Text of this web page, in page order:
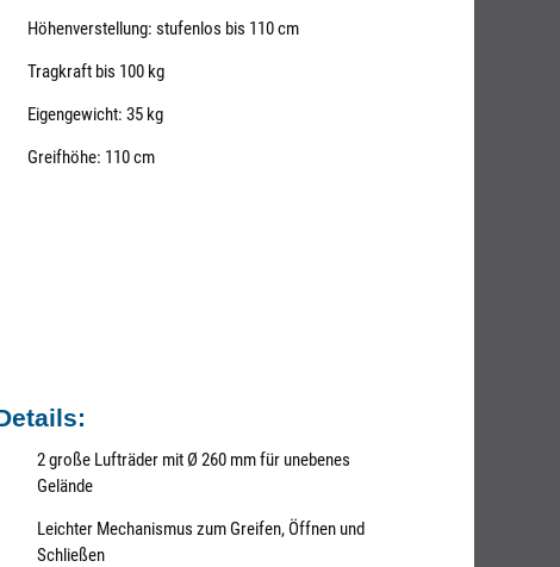
Höhenverstellung: stufenlos bis 110 cm
Tragkraft bis 100 kg
Eigengewicht: 35 kg
Greifhöhe: 110 cm
2 große Lufträder mit Ø 260 mm für unebenes
Gelände
Leichter Mechanismus zum Greifen, Öffnen und
Schließen